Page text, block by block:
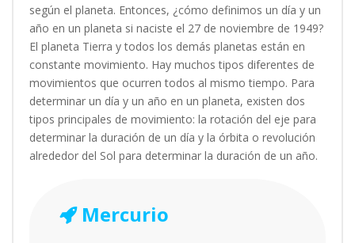
según el planeta. Entonces, ¿cómo definimos un día y un
año en un planeta si naciste el 27 de noviembre de 1949?
El planeta Tierra y todos los demás planetas están en
constante movimiento. Hay muchos tipos diferentes de
movimientos que ocurren todos al mismo tiempo. Para
determinar un día y un año en un planeta, existen dos
tipos principales de movimiento: la rotación del eje para
determinar la duración de un día y la órbita o revolución
alrededor del Sol para determinar la duración de un año.
Mercurio